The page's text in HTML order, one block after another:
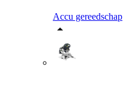
Accu gereedschap